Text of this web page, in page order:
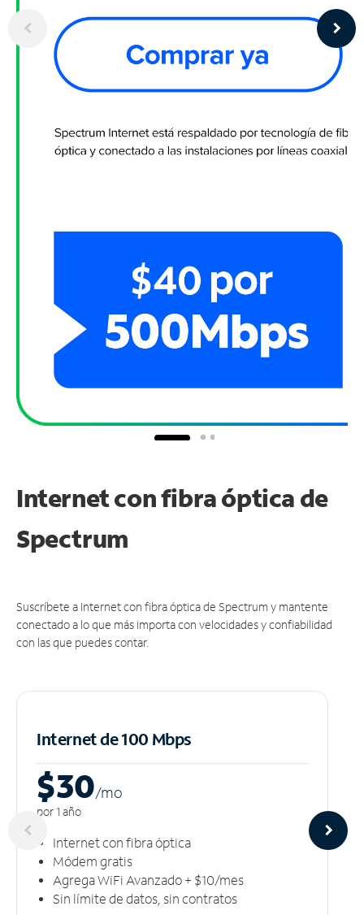
Internet con fibra óptica de
Spectrum
Suscríbete a Internet con fibra óptica de Spectrum y mantente
conectado a lo que más importa con velocidades y confiabilidad
con las que puedes contar.
Internet de 100 Mbps
$30/mo
por 1 año
Internet con fibra óptica
Módem gratis
Agrega WiFi Avanzado + $10/mes
Sin límite de datos, sin contratos